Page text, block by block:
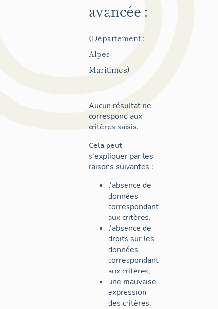
avancée :
(Département :
Alpes-
Maritimes)
Aucun résultat ne
correspond aux
critères saisis.
Cela peut
s'expliquer par les
raisons suivantes :
l'absence de
données
correspondant
aux critères,
l'absence de
droits sur les
données
correspondant
aux critères,
une mauvaise
expression
des critères.